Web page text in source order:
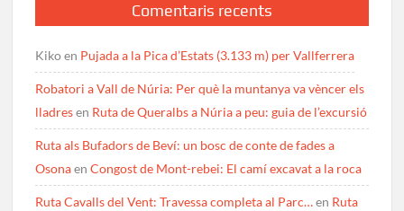
Comentaris recents
Kikoen Pujada a la Pica d’Estats (3.133 m) per Vallferrera
Robatori a Vall de Núria: Per què la muntanya va vèncer els
lladresen Ruta de Queralbs a Núria a peu: guia de l’excursió
Ruta als Bufadors de Beví: un bosc de conte de fades a
OsonaenCongost de Mont-rebei: El camí excavat a la roca
Ruta Cavalls del Vent: Travessa completa al Parc…en Ruta